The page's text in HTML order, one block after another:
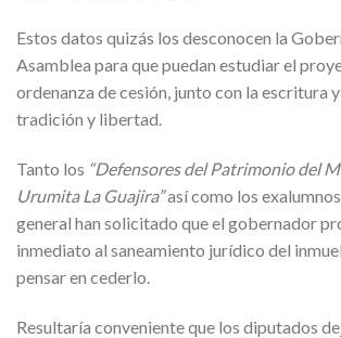
Estos datos quizás los desconocen la
Asamblea para que puedan estudiar el
ordenanza de cesión, junto con la escritura
tradición y libertad.
Tanto los “Defensores del Patrimonio del
Urumita La Guajira”así como los
general han solicitado que el gobernador
inmediato al saneamiento jurídico del
pensar en cederlo.
Resultaría conveniente que los diputados